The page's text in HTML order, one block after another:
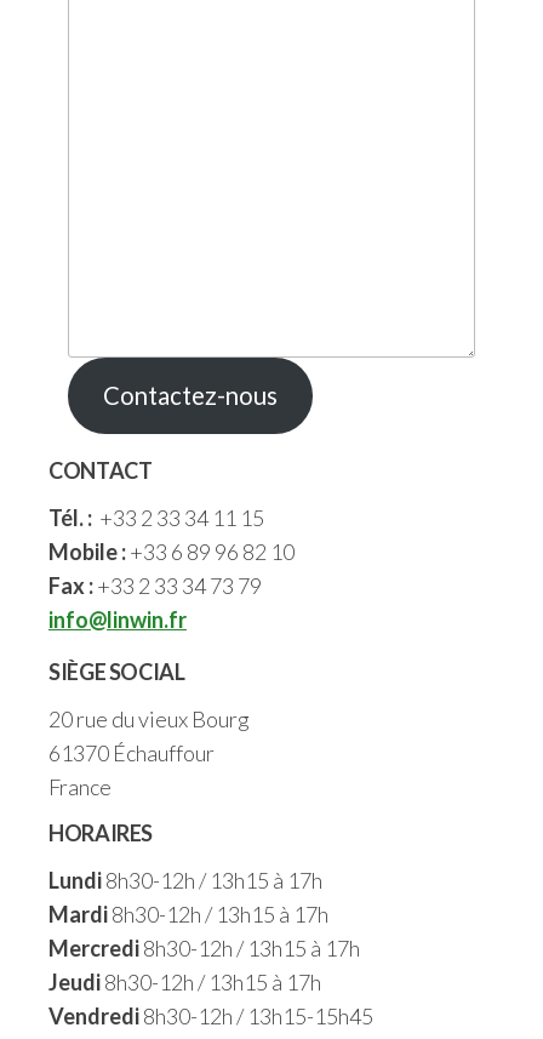
Contactez-nous
CONTACT
Tél. : +33 2 33 34 11 15
Mobile :+33 6 89 96 82 10
Fax :+33 2 33 34 73 79
info@linwin.fr
SIÈGE SOCIAL
20 rue du vieux Bourg
61370 Échauffour
France
HORAIRES
Lundi8h30-12h / 13h15 à 17h
Mardi8h30-12h / 13h15 à 17h
Mercredi8h30-12h / 13h15 à 17h
Jeudi8h30-12h / 13h15 à 17h
Vendredi8h30-12h / 13h15-15h45